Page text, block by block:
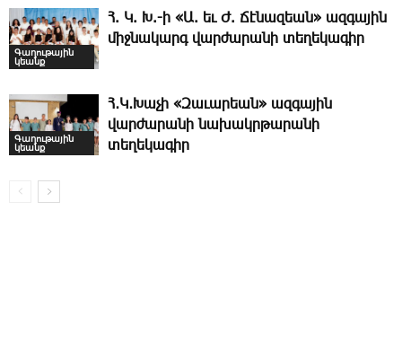
Գաղութային
կեանք
Հ. Կ. Խ.-ի «Ա. եւ Ժ. ­Ճէնազեան» ազգային
միջնակարգ վարժարանի տեղեկագիր
Գաղութային
կեանք
Հ․Կ․Խաչի «Զաւարեան» ազգային
վարժարանի նախակրթարանի
տեղեկագիր